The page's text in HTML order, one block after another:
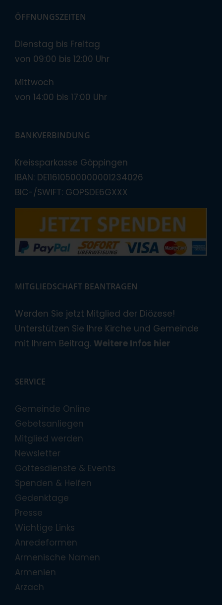
ÖFFNUNGSZEITEN
Dienstag bis Freitag
von 09:00 bis 12:00 Uhr
Mittwoch
von 14:00 bis 17:00 Uhr
BANKVERBINDUNG
Kreissparkasse Göppingen
IBAN: DE11610500000001234026
BIC-/SWIFT: GOPSDE6GXXX
MITGLIEDSCHAFT BEANTRAGEN
Werden Sie jetzt Mitglied der Diözese!
Unterstützen Sie Ihre Kirche und Gemeinde
mit Ihrem Beitrag. Weitere Infos hier
SERVICE
Gemeinde Online
Gebetsanliegen
Mitglied werden
Newsletter
Gottesdienste & Events
Spenden & Helfen
Gedenktage
Presse
Wichtige Links
Anredeformen
Armenische Namen
Armenien
Arzach